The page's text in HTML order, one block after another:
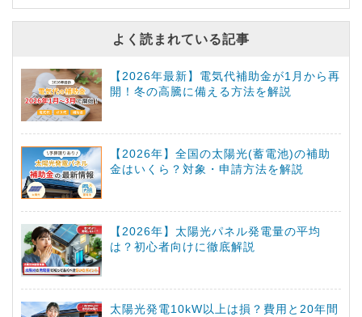
よく読まれている記事
【2026年最新】電気代補助金が1月から再
開！冬の高騰に備える方法を解説
【2026年】全国の太陽光(蓄電池)の補助
金はいくら？対象・申請方法を解説
【2026年】太陽光パネル発電量の平均
は？初心者向けに徹底解説
太陽光発電10kW以上は損？費用と20年間